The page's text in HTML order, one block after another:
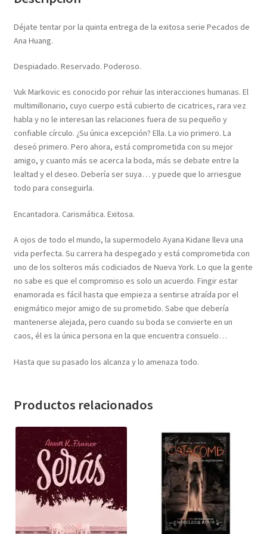
Déjate tentar por la quinta entrega de la exitosa serie Pecados de
Ana Huang.
Despiadado. Reservado. Poderoso.
Vuk Markovic es conocido por rehuir las interacciones humanas. El
multimillonario, cuyo cuerpo está cubierto de cicatrices, rara vez
habla y no le interesan las relaciones fuera de su pequeño y
confiable círculo. ¿Su única excepción? Ella. La vio primero. La
deseó primero. Pero ahora, está comprometida con su mejor
amigo, y cuanto más se acerca la boda, más se debate entre la
lealtad y el deseo. Debería ser suya… y puede que lo arriesgue
todo para conseguirla.
Encantadora. Carismática. Exitosa.
A ojos de todo el mundo, la supermodelo Ayana Kidane lleva una
vida perfecta. Su carrera ha despegado y está comprometida con
uno de los solteros más codiciados de Nueva York. Lo que la gente
no sabe es que el compromiso es solo un acuerdo. Fingir estar
enamorada es fácil hasta que empieza a sentirse atraída por el
enigmático mejor amigo de su prometido. Sabe que debería
mantenerse alejada, pero cuando su boda se convierte en un
caos, él es la única persona en la que encuentra consuelo…
Hasta que su pasado los alcanza y lo amenaza todo.
Productos relacionados